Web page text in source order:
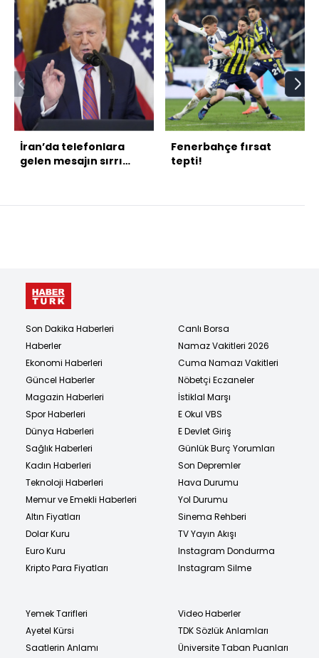
İran’da telefonlara
gelen mesajın sırrı
Fenerbahçe fırsat
tepti!
Son Dakika Haberleri
Haberler
Ekonomi Haberleri
Güncel Haberler
Magazin Haberleri
Spor Haberleri
Dünya Haberleri
Sağlık Haberleri
Kadın Haberleri
Teknoloji Haberleri
Memur ve Emekli Haberleri
Altın Fiyatları
Dolar Kuru
Euro Kuru
Kripto Para Fiyatları
Canlı Borsa
Namaz Vakitleri 2026
Cuma Namazı Vakitleri
Nöbetçi Eczaneler
İstiklal Marşı
E Okul VBS
E Devlet Giriş
Günlük Burç Yorumları
Son Depremler
Hava Durumu
Yol Durumu
Sinema Rehberi
TV Yayın Akışı
Instagram Dondurma
Instagram Silme
Yemek Tarifleri
Ayetel Kürsi
Saatlerin Anlamı
Video Haberler
TDK Sözlük Anlamları
Üniversite Taban Puanları